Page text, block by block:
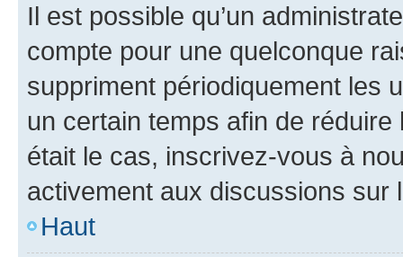
Il est possible qu’un
compte pour une quelconque
suppriment périodiquement les
un certain temps afin de
était le cas, inscrivez-vous à
activement aux discussions sur
Haut